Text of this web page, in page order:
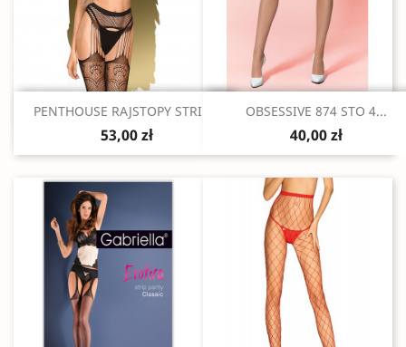
Szybki podgląd
PENTHOUSE RAJSTOPY STRIP...
53,00 zł
Szybki podgląd
OBSESSIVE 874 STO 4...
40,00 zł